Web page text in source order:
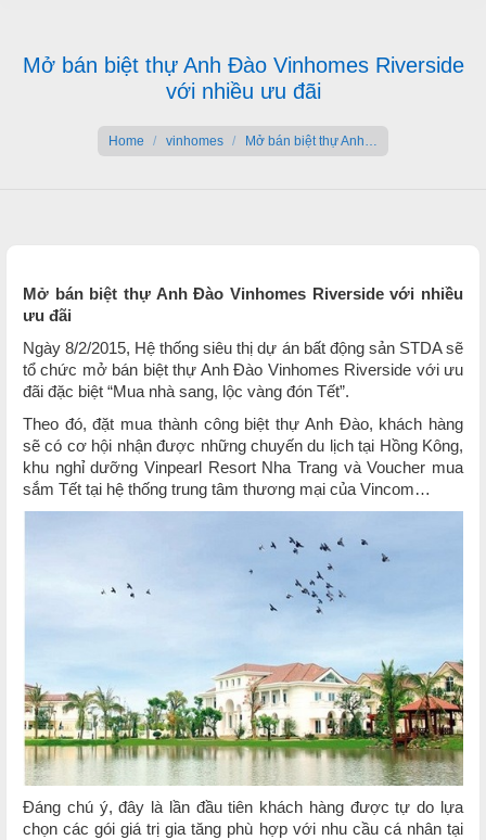
Mở bán biệt thự Anh Đào Vinhomes Riverside
với nhiều ưu đãi
Home vinhomes Mở bán biệt thự Anh…
Mở bán biệt thự Anh Đào Vinhomes Riverside với nhiều
ưu đãi
Ngày 8/2/2015, Hệ thống siêu thị dự án bất động sản STDA sẽ
tổ chức mở bán biệt thự Anh Đào Vinhomes Riverside với ưu
đãi đặc biệt “Mua nhà sang, lộc vàng đón Tết”.
Theo đó, đặt mua thành công biệt thự Anh Đào, khách hàng
sẽ có cơ hội nhận được những chuyến du lịch tại Hồng Kông,
khu nghỉ dưỡng Vinpearl Resort Nha Trang và Voucher mua
sắm Tết tại hệ thống trung tâm thương mại của Vincom…
Đáng chú ý, đây là lần đầu tiên khách hàng được tự do lựa
chọn các gói giá trị gia tăng phù hợp với nhu cầu cá nhân tại